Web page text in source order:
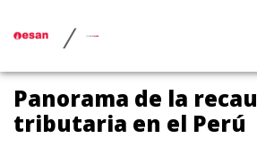
/
Panorama de la
tributaria en el Perú